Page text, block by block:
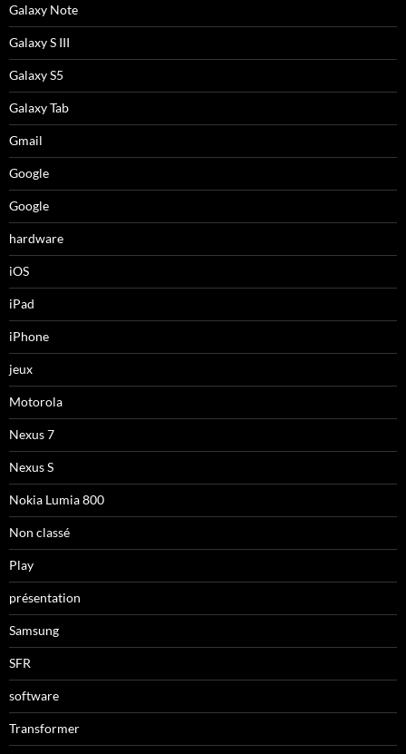
Galaxy Note
Galaxy S III
Galaxy S5
Galaxy Tab
Gmail
Google
Google
hardware
iOS
iPad
iPhone
jeux
Motorola
Nexus 7
Nexus S
Nokia Lumia 800
Non classé
Play
présentation
Samsung
SFR
software
Transformer